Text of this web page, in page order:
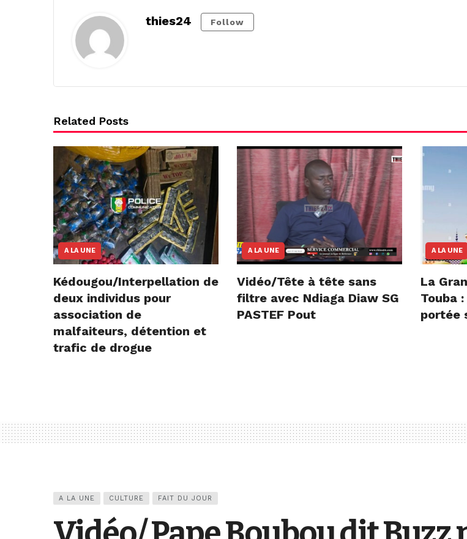
thies24 Follow
Related Posts
A LA UNE
Kédougou/Interpellation de
deux individus pour
association de
malfaiteurs, détention et
trafic de drogue
A LA UNE
Vidéo/Tête à tête sans
filtre avec Ndiaga Diaw SG
PASTEF Pout
A LA UNE
La
Touba
portée
A LA UNE CULTURE FAIT DU JOUR